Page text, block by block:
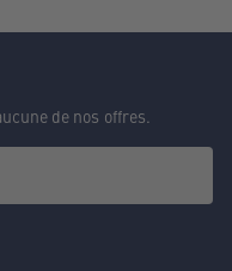
de nos offres.